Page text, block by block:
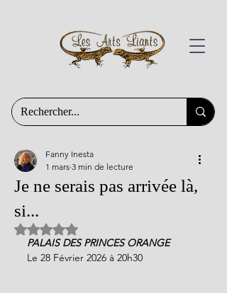
Je ne serais pas arrivée là,
si...
Fanny Inesta
1 mars 3 min de lecture
Noté NaN étoiles sur 5.
PALAIS DES PRINCES ORANGE
Le 28 Février 2026 à 20h30